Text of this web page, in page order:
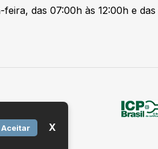
das 07:00h às 12:00h e
Aceitar X